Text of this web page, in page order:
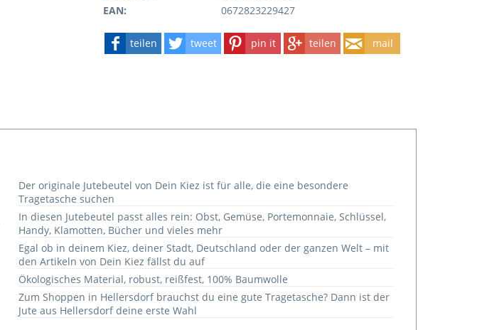
EAN:
0672823229427
teilen tweet pin it teilen mail
Der originale Jutebeutel von Dein Kiez ist für alle, die eine besondere
Tragetasche suchen
In diesen Jutebeutel passt alles rein: Obst, Gemüse, Portemonnaie, Schlüssel,
Handy, Klamotten, Bücher und vieles mehr
Egal ob in deinem Kiez, deiner Stadt, Deutschland oder der ganzen Welt – mit
den Artikeln von Dein Kiez fällst du auf
Ökologisches Material, robust, reißfest, 100% Baumwolle
Zum Shoppen in Hellersdorf brauchst du eine gute Tragetasche? Dann ist der
Jute aus Hellersdorf deine erste Wahl